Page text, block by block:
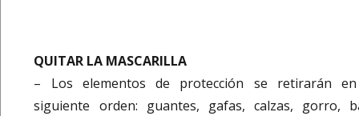
QUITAR LA MASCARILLA
– Los elementos de protección se retirarán
siguiente orden: guantes, gafas, calzas, gorro,